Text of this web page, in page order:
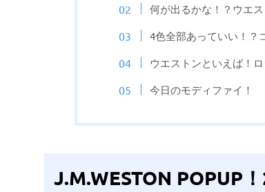
何が出るかな！？ウエ
4色全部あっていい！？
ウエストンといえば！
今日のモディファイ！
J.M.WESTON POPUP